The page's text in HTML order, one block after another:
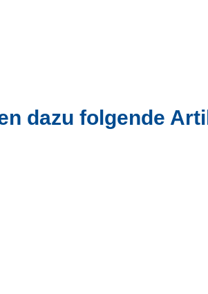
dazu folgende